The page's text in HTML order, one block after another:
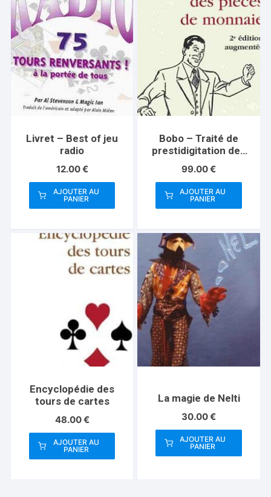
Livret – Best of jeu
radio
12.00€
AJOUTER AU
PANIER
Bobo – Traité de
prestidigitation des
pièces
99.00€
AJOUTER AU
PANIER
Encyclopédie des
tours de cartes
48.00€
AJOUTER AU
PANIER
La magie de Nelti
30.00€
AJOUTER AU
PANIER